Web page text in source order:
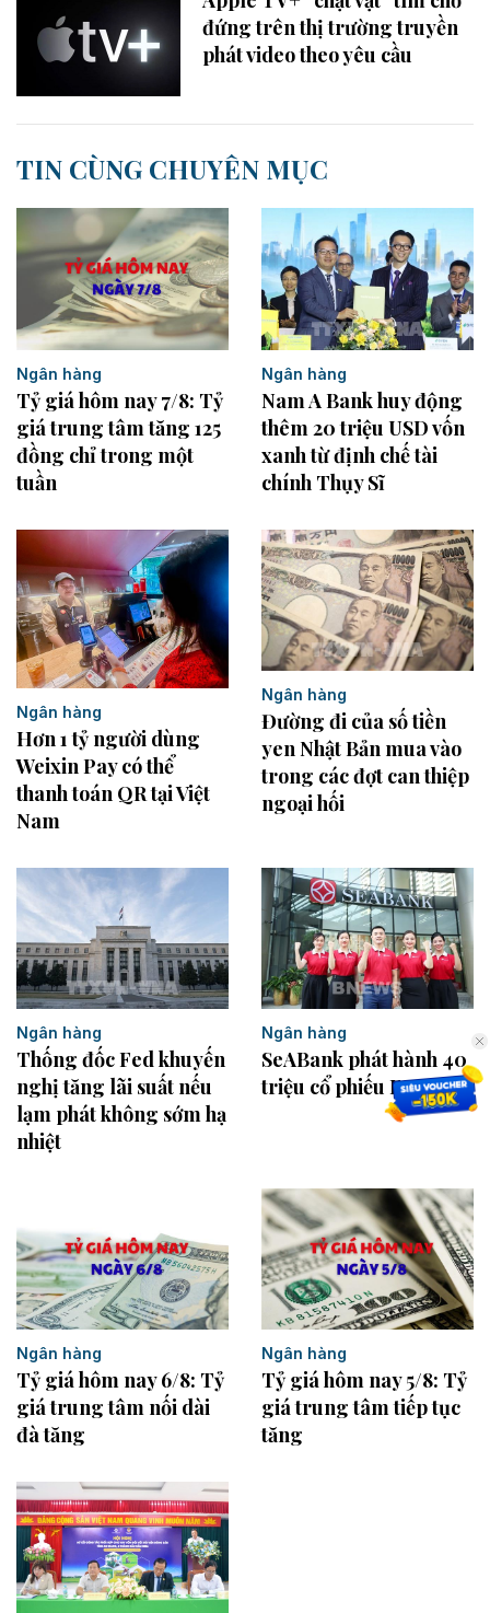
đứng trên thị trường truyền
phát video theo yêu cầu
TIN CÙNG CHUYÊN MỤC
Ngân hàng
Tỷ giá hôm nay 7/8: Tỷ
giá trung tâm tăng 125
đồng chỉ trong một
tuần
Ngân hàng
Nam A Bank huy động
thêm 20 triệu USD vốn
xanh từ định chế tài
chính Thụy Sĩ
Ngân hàng
Hơn 1 tỷ người dùng
Weixin Pay có thể
thanh toán QR tại Việt
Nam
Ngân hàng
Đường đi của số tiền
yen Nhật Bản mua vào
trong các đợt can thiệp
ngoại hối
Ngân hàng
Thống đốc Fed khuyến
nghị tăng lãi suất nếu
lạm phát không sớm hạ
nhiệt
Ngân hàng
SeABank phát hành 40
triệu cổ phiếu ESOP
Ngân hàng
Tỷ giá hôm nay 6/8: Tỷ
giá trung tâm nối dài
đà tăng
Ngân hàng
Tỷ giá hôm nay 5/8: Tỷ
giá trung tâm tiếp tục
tăng